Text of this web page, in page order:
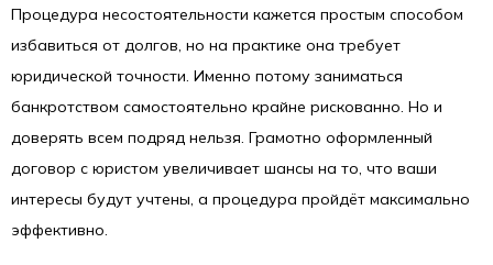
Процедура несостоятельности кажется простым способом
избавиться от долгов, но на практике она требует
юридической точности. Именно потому заниматься
банкротством самостоятельно крайне рискованно. Но и
доверять всем подряд нельзя. Грамотно оформленный
договор с юристом увеличивает шансы на то, что ваши
интересы будут учтены, а процедура пройдёт максимально
эффективно.